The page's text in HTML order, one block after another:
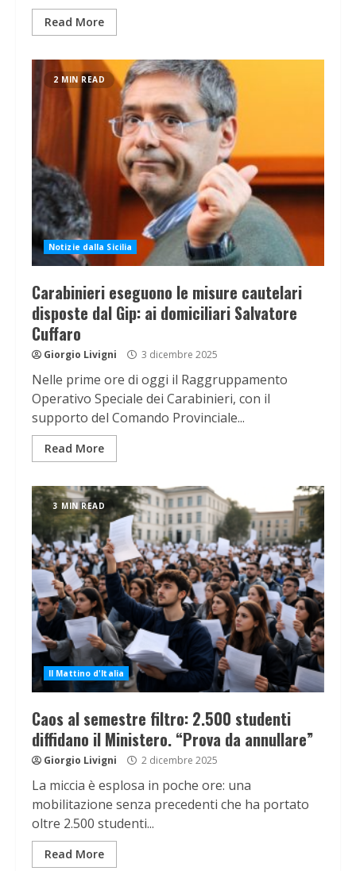
Read More
2 MIN READ
Notizie dalla Sicilia
Carabinieri eseguono le misure cautelari
disposte dal Gip: ai domiciliari Salvatore
Cuffaro
Giorgio Livigni 3 dicembre 2025
Nelle prime ore di oggi il Raggruppamento
Operativo Speciale dei Carabinieri, con il
supporto del Comando Provinciale...
Read More
3 MIN READ
Il Mattino d'Italia
Caos al semestre filtro: 2.500 studenti
diffidano il Ministero. “Prova da annullare”
Giorgio Livigni 2 dicembre 2025
La miccia è esplosa in poche ore: una
mobilitazione senza precedenti che ha portato
oltre 2.500 studenti...
Read More